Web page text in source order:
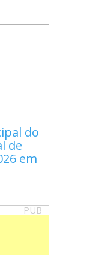
do
de
em
PUB